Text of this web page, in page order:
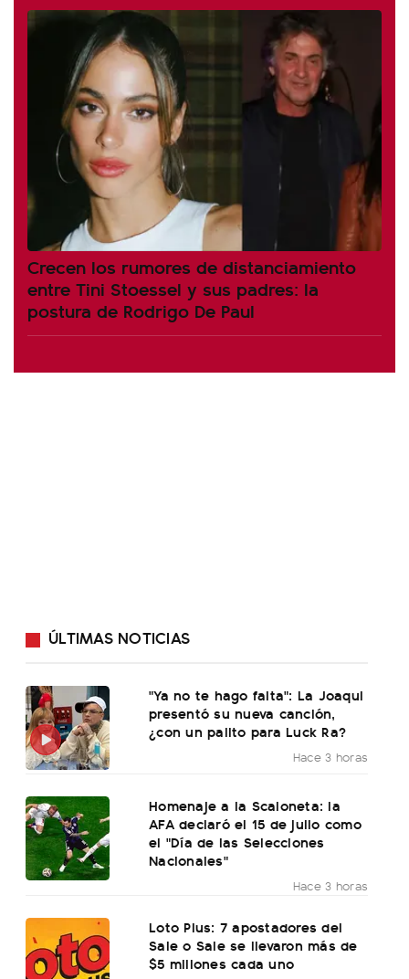
Crecen los rumores de distanciamiento
entre Tini Stoessel y sus padres: la
postura de Rodrigo De Paul
ÚLTIMAS NOTICIAS
"Ya no te hago falta": La Joaqui
presentó su nueva canción,
¿con un palito para Luck Ra?
Hace 3 horas
Homenaje a la Scaloneta: la
AFA declaró el 15 de julio como
el "Día de las Selecciones
Nacionales"
Hace 3 horas
Loto Plus: 7 apostadores del
Sale o Sale se llevaron más de
$5 millones cada uno